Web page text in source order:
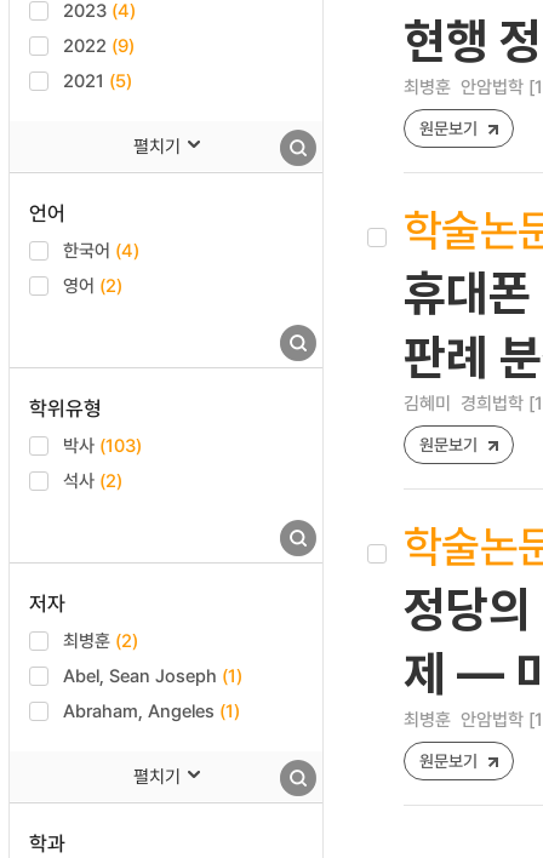
2023 (4)
2022 (9)
2021 (5)
펼치기
언어
한국어 (4)
영어 (2)
학위유형
박사 (103)
석사 (2)
저자
최병훈 (2)
Abel, Sean Joseph (1)
Abraham, Angeles (1)
펼치기
학과
현행
최병훈 안암법학
원문보기
학술논
휴대
판례
김혜미 경희법학
원문보기
학술논
정당
제 —
최병훈 안암법학
원문보기